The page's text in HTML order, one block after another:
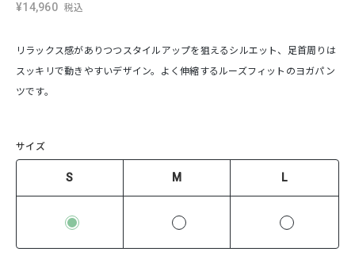
¥14,960 税込
リラックス感がありつつスタイルアップを狙えるシルエット、足首周りは
スッキリで動きやすいデザイン。よく伸縮するルーズフィットのヨガパン
ツです。
サイズ
S M L